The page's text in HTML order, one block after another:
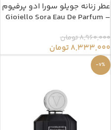
عطر زنانه جویلو سورا ادو پرفیوم
– Gioiello Sora Eau De Parfum
8,960,000تومان
8,333,000 تومان
-7%